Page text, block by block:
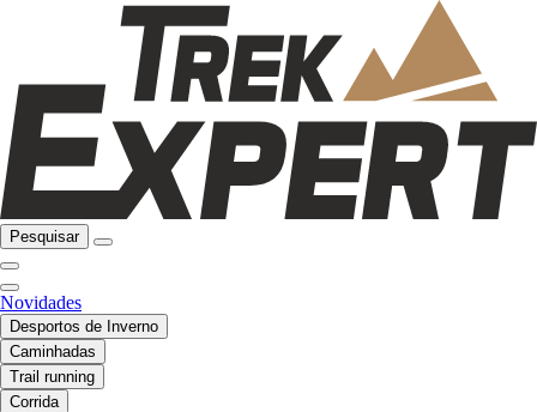
Pesquisar
Novidades
Desportos de Inverno
Caminhadas
Trail running
Corrida